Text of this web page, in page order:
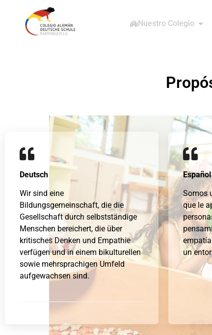
Nuestro Colegio
Deutsch
Wir sind eine
Bildungsgemeinschaft, die die
Gesellschaft durch selbstständige
Menschen bereichert, die über
kritisches Denken und Empathie
verfügen und in einem bikulturellen
sowie mehrsprachigen Umfeld
aufgewachsen sind.
Español
Somos
que le
un